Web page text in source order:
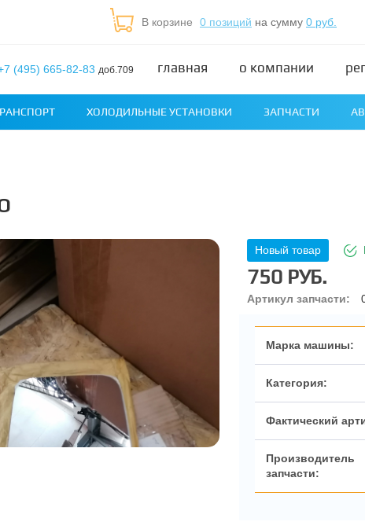
В корзине 0 позиций на сумму 0 руб.
(495) 665-82-83 доб.709 главная о компании
ХОЛОДИЛЬНЫЕ УСТАНОВКИ ЗАПЧАСТИ
Новый товар
750 РУБ.
Артикул запчасти:
Марка машины:
Категория:
Фактический
Производитель
запчасти: